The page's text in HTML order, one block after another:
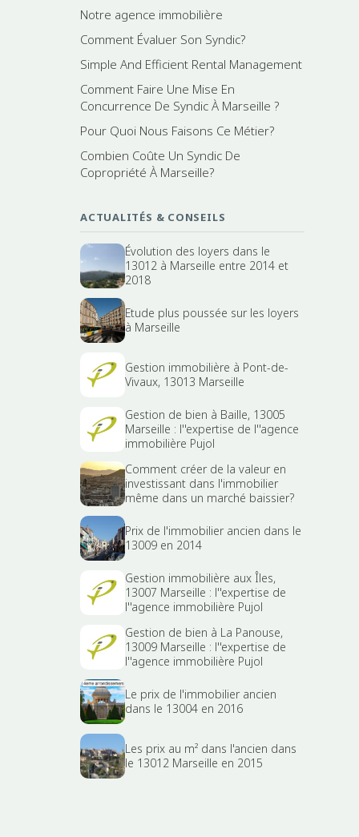
Notre agence immobilière
Comment Évaluer Son Syndic?
Simple And Efficient Rental Management
Comment Faire Une Mise En
Concurrence De Syndic À Marseille ?
Pour Quoi Nous Faisons Ce Métier?
Combien Coûte Un Syndic De
Copropriété À Marseille?
ACTUALITÉS & CONSEILS
Évolution des loyers dans le
13012 à Marseille entre 2014 et
2018
Etude plus poussée sur les loyers
à Marseille
Gestion immobilière à Pont-de-
Vivaux, 13013 Marseille
Gestion de bien à Baille, 13005
Marseille : l''expertise de l''agence
immobilière Pujol
Comment créer de la valeur en
investissant dans l'immobilier
même dans un marché baissier?
Prix de l'immobilier ancien dans le
13009 en 2014
Gestion immobilière aux Îles,
13007 Marseille : l''expertise de
l''agence immobilière Pujol
Gestion de bien à La Panouse,
13009 Marseille : l''expertise de
l''agence immobilière Pujol
Le prix de l'immobilier ancien
dans le 13004 en 2016
Les prix au m² dans l'ancien dans
le 13012 Marseille en 2015